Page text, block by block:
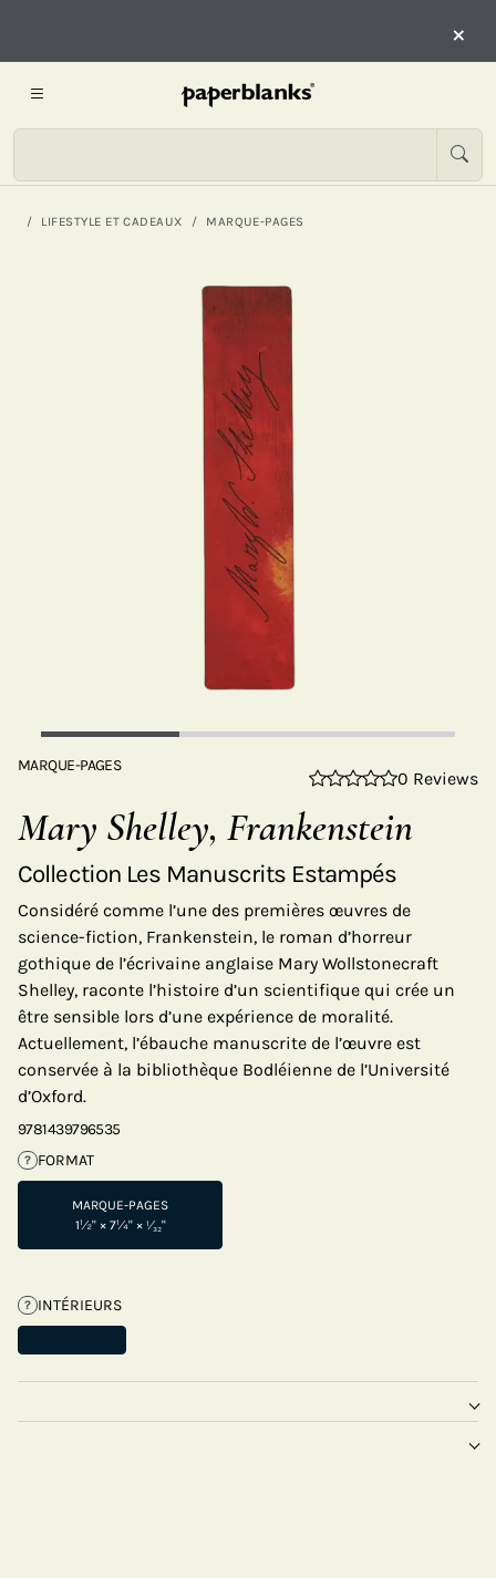
×
LIFESTYLE ET CADEAUX MARQUE-PAGES
MARQUE-PAGES
0 Reviews
Mary Shelley, Frankenstein
Collection Les Manuscrits Estampés
Considéré comme l’une des premières œuvres de
science-fiction, Frankenstein, le roman d’horreur
gothique de l’écrivaine anglaise Mary Wollstonecraft
Shelley, raconte l’histoire d’un scientifique qui crée un
être sensible lors d’une expérience de moralité.
Actuellement, l’ébauche manuscrite de l’œuvre est
conservée à la bibliothèque Bodléienne de l’Université
d’Oxford.
9781439796535
? FORMAT
MARQUE-PAGES
1½" × 7¼" × ¹⁄₃₂"
? INTÉRIEURS